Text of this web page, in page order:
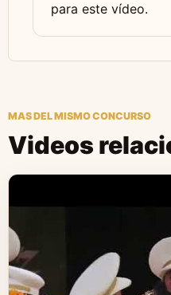
para este vídeo.
MAS DEL MISMO CONCURSO
Videos